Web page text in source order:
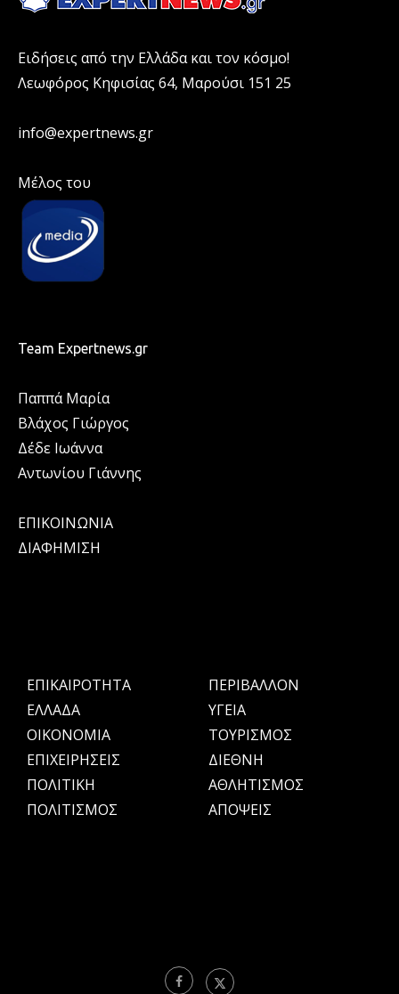
Ειδήσεις από την Ελλάδα και τον κόσμο!
Λεωφόρος Κηφισίας 64, Μαρούσι 151 25
info@expertnews.gr
Μέλος του
Team Expertnews.gr
Παππά Μαρία
Βλάχος Γιώργος
Δέδε Ιωάννα
Αντωνίου Γιάννης
ΕΠΙΚΟΙΝΩΝΙΑ
ΔΙΑΦΗΜΙΣΗ
ΕΠΙΚΑΙΡΟΤΗΤΑ
ΕΛΛΑΔΑ
OIKONOMIA
ΕΠΙΧΕΙΡΗΣΕΙΣ
ΠΟΛΙΤΙΚΗ
ΠΟΛΙΤΙΣΜΟΣ
ΠΕΡΙΒΑΛΛΟΝ
ΥΓΕΙΑ
ΤΟΥΡΙΣΜΟΣ
ΔΙΕΘΝΗ
ΑΘΛΗΤΙΣΜΟΣ
ΑΠΟΨΕΙΣ